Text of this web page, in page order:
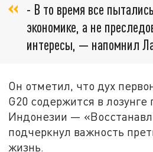
- В то время все
экономике, а не
интересы, — напомнил
Он отметил, что дух
G20 содержится в
Индонезии —
подчеркнул важность
жизнь.